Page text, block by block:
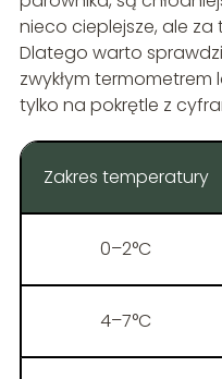
nieco cieplejsze, ale
Dlatego warto
zwykłym
tylko na pokrętle z
Zakres temperatury
0–2°C
4–7°C